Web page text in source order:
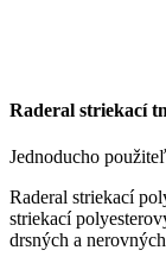
Raderal striekací
Jednoducho
Raderal striekací
striekací
drsných a